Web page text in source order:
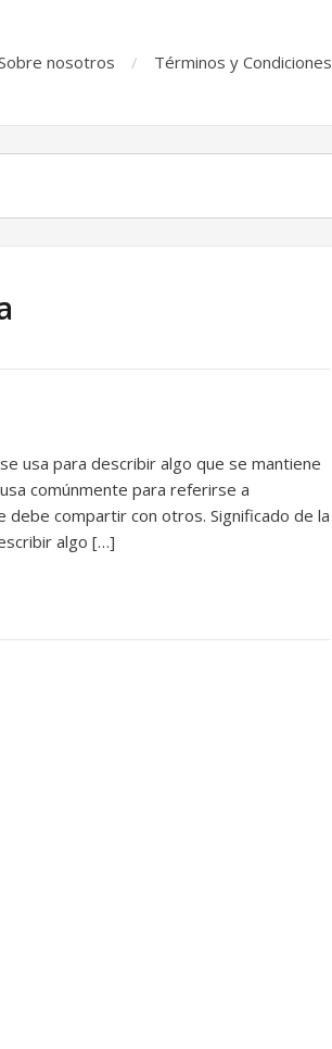
nosotros Términos y Condiciones
usa para describir algo que se mantiene
comúnmente para referirse a
debe compartir con otros. Significado de la
algo […]